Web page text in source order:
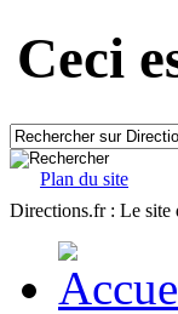
Ceci
Plan du site
Directions.fr : Le site